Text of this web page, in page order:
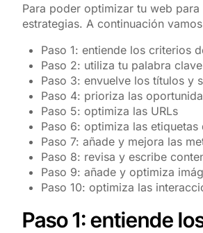
Para poder optimizar tu web
estrategias. A continuación
Paso 1: entiende los criterios
Paso 2: utiliza tu palabra
Paso 3: envuelve los títulos y
Paso 4: prioriza las
Paso 5: optimiza las URLs
Paso 6: optimiza las etiquetas
Paso 7: añade y mejora las
Paso 8: revisa y escribe
Paso 9: añade y optimiza
Paso 10: optimiza las
Paso 1: entiende